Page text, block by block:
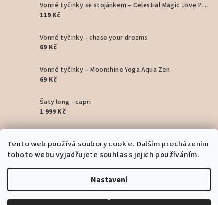
Tento web používá soubory cookie. Dalším procházením
tohoto webu vyjadřujete souhlas s jejich používáním.
Nastavení
Vonné tyčinky se stojánkem – Celestial Magic Love Potion ✨ prosecco a růže
119 Kč
Vonné tyčinky - chase your dreams
69 Kč
Vonné tyčinky – Moonshine Yoga Aqua Zen
69 Kč
Šaty long - capri
1 999 Kč
1 799 Kč
Šaty Artemis dlouhé - Pink